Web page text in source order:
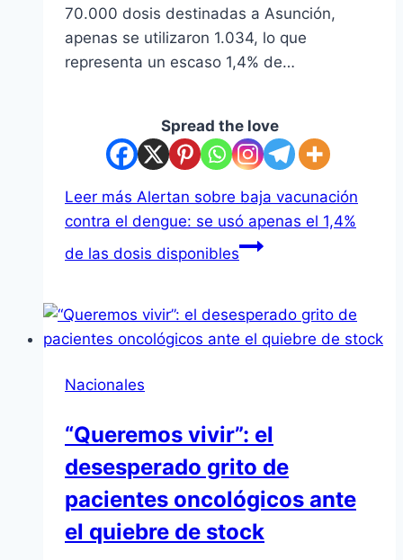
70.000 dosis destinadas a Asunción,
apenas se utilizaron 1.034, lo que
representa un escaso 1,4% de…
Spread the love
Leer más Alertan sobre baja vacunación
contra el dengue: se usó apenas el 1,4%
de las dosis disponibles
Nacionales
“Queremos vivir”: el
desesperado grito de
pacientes oncológicos ante
el quiebre de stock